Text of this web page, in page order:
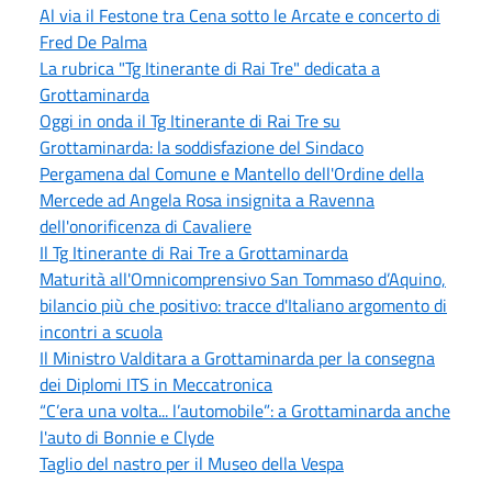
Al via il Festone tra Cena sotto le Arcate e concerto di
Fred De Palma
La rubrica "Tg Itinerante di Rai Tre" dedicata a
Grottaminarda
Oggi in onda il Tg Itinerante di Rai Tre su
Grottaminarda: la soddisfazione del Sindaco
Pergamena dal Comune e Mantello dell'Ordine della
Mercede ad Angela Rosa insignita a Ravenna
dell'onorificenza di Cavaliere
Il Tg Itinerante di Rai Tre a Grottaminarda
Maturità all'Omnicomprensivo San Tommaso d’Aquino,
bilancio più che positivo: tracce d'Italiano argomento di
incontri a scuola
Il Ministro Valditara a Grottaminarda per la consegna
dei Diplomi ITS in Meccatronica
“C’era una volta... l’automobile”: a Grottaminarda anche
l'auto di Bonnie e Clyde
Taglio del nastro per il Museo della Vespa